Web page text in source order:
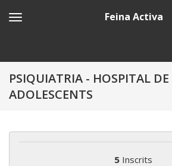
Feina Activa
PSIQUIATRIA - HOSPITAL DE
ADOLESCENTS
5 Inscrits